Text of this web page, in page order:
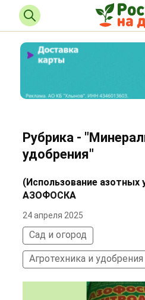
Рубрика -
удобрения"
(Использование азотных
АЗОФОСКА
24 апреля 2025
Сад и огород
Агротехника и удобрения